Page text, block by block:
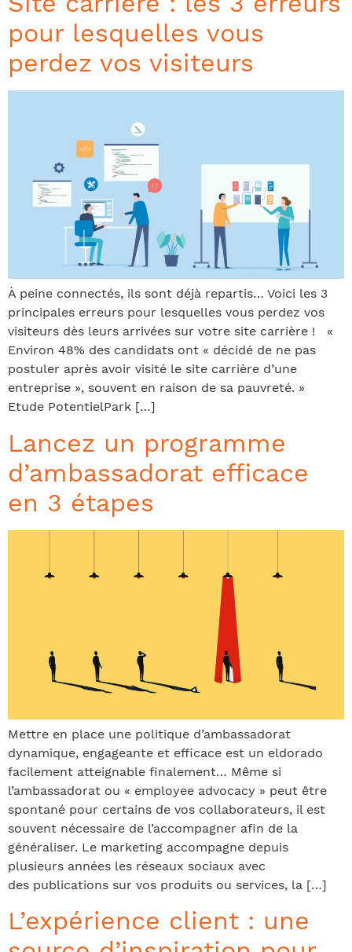
pour lesquelles vous
perdez vos visiteurs
À peine connectés, ils sont déjà repartis… Voici les 3
principales erreurs pour lesquelles vous perdez vos
visiteurs dès leurs arrivées sur votre site carrière ! «
Environ 48% des candidats ont « décidé de ne pas
postuler après avoir visité le site carrière d’une
entreprise », souvent en raison de sa pauvreté. »
Etude PotentielPark […]
Lancez un programme
d’ambassadorat efficace
en 3 étapes
Mettre en place une politique d’ambassadorat
dynamique, engageante et efficace est un eldorado
facilement atteignable finalement… Même si
l’ambassadorat ou « employee advocacy » peut être
spontané pour certains de vos collaborateurs, il est
souvent nécessaire de l’accompagner afin de la
généraliser. Le marketing accompagne depuis
plusieurs années les réseaux sociaux avec
des publications sur vos produits ou services, la […]
L’expérience client : une